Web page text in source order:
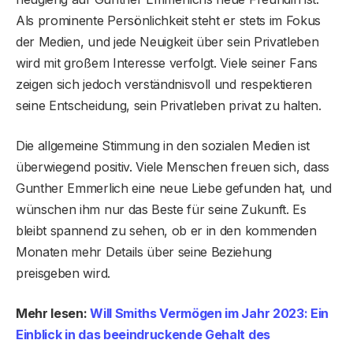
Als prominente Persönlichkeit steht er stets im Fokus
der Medien, und jede Neuigkeit über sein Privatleben
wird mit großem Interesse verfolgt. Viele seiner Fans
zeigen sich jedoch verständnisvoll und respektieren
seine Entscheidung, sein Privatleben privat zu halten.
Die allgemeine Stimmung in den sozialen Medien ist
überwiegend positiv. Viele Menschen freuen sich, dass
Gunther Emmerlich eine neue Liebe gefunden hat, und
wünschen ihm nur das Beste für seine Zukunft. Es
bleibt spannend zu sehen, ob er in den kommenden
Monaten mehr Details über seine Beziehung
preisgeben wird.
Mehr lesen:Will Smiths Vermögen im Jahr 2023: Ein
Einblick in das beeindruckende Gehalt des